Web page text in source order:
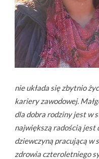
nie układa się zbytnio
kariery zawodowej.
dla dobra rodziny jest w
największą radością jest
dziewczyną pracującą w
zdrowia czteroletniego